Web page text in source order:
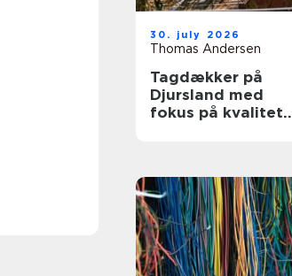
30. july 2026
Thomas Andersen
Tagdækker på
Djursland med
fokus på kvalitet